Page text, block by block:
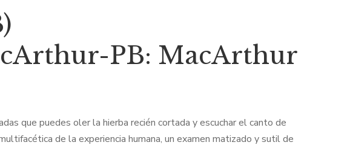
PB: MacArthur
que puedes oler la hierba recién cortada y escuchar el canto de
de la experiencia humana, un examen matizado y sutil de